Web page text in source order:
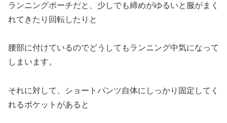
ランニングポーチだと、少しでも締めがゆるいと服がまく
れてきたり回転したりと
腰部に付けているのでどうしてもランニング中気になって
しまいます。
それに対して、ショートパンツ自体にしっかり固定してく
れるポケットがあると